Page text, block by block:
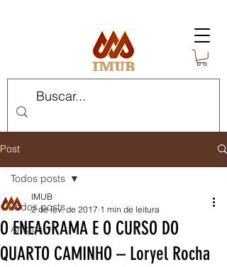
Post
Todos posts
Artigos
Todos posts
O ENEAGRAMA E O CURSO DO
QUARTO CAMINHO – Loryel Rocha
IMUB
2 de fev. de 2017 1 min de leitura